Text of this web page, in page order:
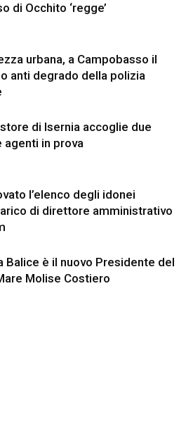
di Occhito ‘regge’
urbana, a Campobasso il
anti degrado della polizia
di Isernia accoglie due
agenti in prova
l’elenco degli idonei
di direttore amministrativo
Balice è il nuovo Presidente del
Molise Costiero